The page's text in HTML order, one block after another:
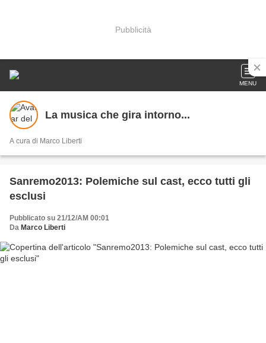
Pubblicità
MENU
La musica che gira intorno...
A cura di Marco Liberti
Sanremo2013: Polemiche sul cast, ecco tutti gli
esclusi
Pubblicato su 21/12/AM 00:01
Da Marco Liberti